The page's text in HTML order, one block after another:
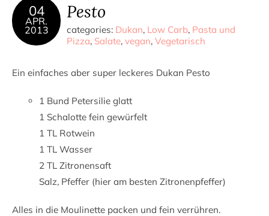
04
APR.
2013
Pesto
categories: Dukan, Low Carb, Pasta und
Pizza, Salate, vegan, Vegetarisch
Ein einfaches aber super leckeres Dukan Pesto
1 Bund Petersilie glatt
1 Schalotte fein gewürfelt
1 TL Rotwein
1 TL Wasser
2 TL Zitronensaft
Salz, Pfeffer (hier am besten Zitronenpfeffer)
Alles in die Moulinette packen und fein verrühren.